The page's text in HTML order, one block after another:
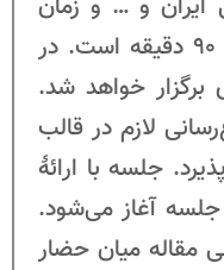
پیش‌بینی شده برای جلسه‌ها 90 دقیقه است. در
خواهد شد.
لازم در قالب
جلسه با ارائۀ
آغاز می‌شود.
مقاله میان حضار